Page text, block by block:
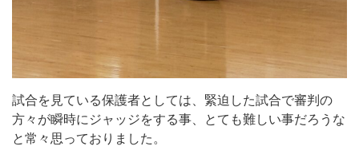
試合を見ている保護者としては、緊迫した試合で審判の
方々が瞬時にジャッジをする事、とても難しい事だろうな
と常々思っておりました。